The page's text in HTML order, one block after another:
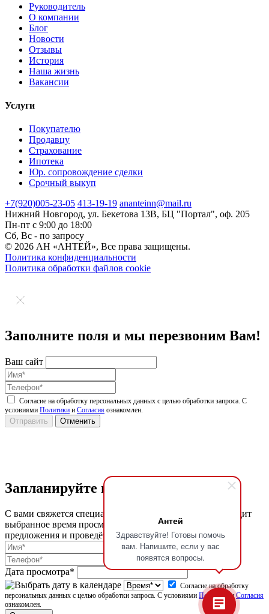
Антей
Здравствуйте! Готовы помочь
вам. Напишите, если у вас
появятся вопросы.
Руководитель
О компании
Блог
Новости
Отзывы
История
Наша жизнь
Вакансии
Услуги
Покупателю
Продавцу
Страхование
Ипотека
Юр. сопровождение сделки
Срочный выкуп
+7(920)005-23-05 413-19-19 ananteinn@mail.ru
Нижний Новгород, ул. Бекетова 13В, БЦ "Портал", оф. 205
Пн-пт с 9:00 до 18:00
Сб, Вс - по запросу
© 2026 АН «АНТЕЙ», Все права защищены.
Политика конфиденциальности
Политика обработки файлов cookie
Заполните поля и мы перезвоним Вам!
Ваш сайт
Согласие на обработку персональных данных с целью обработки запроса. С
условиями Политики и Согласия ознакомлен.
Запланируйте просмотр
С вами свяжется специалист по недвижимости, подтвердит
выбранное время просмотра, организует посещение
предложения и проведёт вам экскурсию.
Дата просмотра*
Согласие на обработку
персональных данных с целью обработки запроса. С условиями Политики иСогласия
ознакомлен.